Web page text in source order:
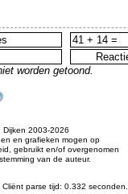
worden getoond.
2003-2026
en grafieken mogen op
gebruikt en/of overgenomen
van de auteur.
Cliënt parse tijd: 0.332 seconden.